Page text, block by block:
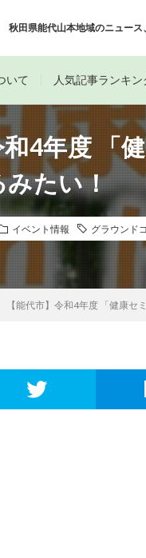
秋田県能代山本地域のニュー
いて 人気記事ランキン
和4年度 「
みたい！
イベント情報 グラウンド
【能代市】令和4年度 「健康セ